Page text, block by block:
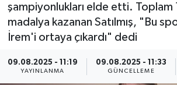
şampiyonlukları elde etti. Toplam
madalya kazanan Satılmış, "Bu
İrem'i ortaya çıkardı" dedi
09.08.2025 - 11:19
YAYINLANMA
09.08.2025 - 11:33
GÜNCELLEME
SPOR
SİYASET
SAĞLIK
Son Dakika Haberleri
Haber Arşivi